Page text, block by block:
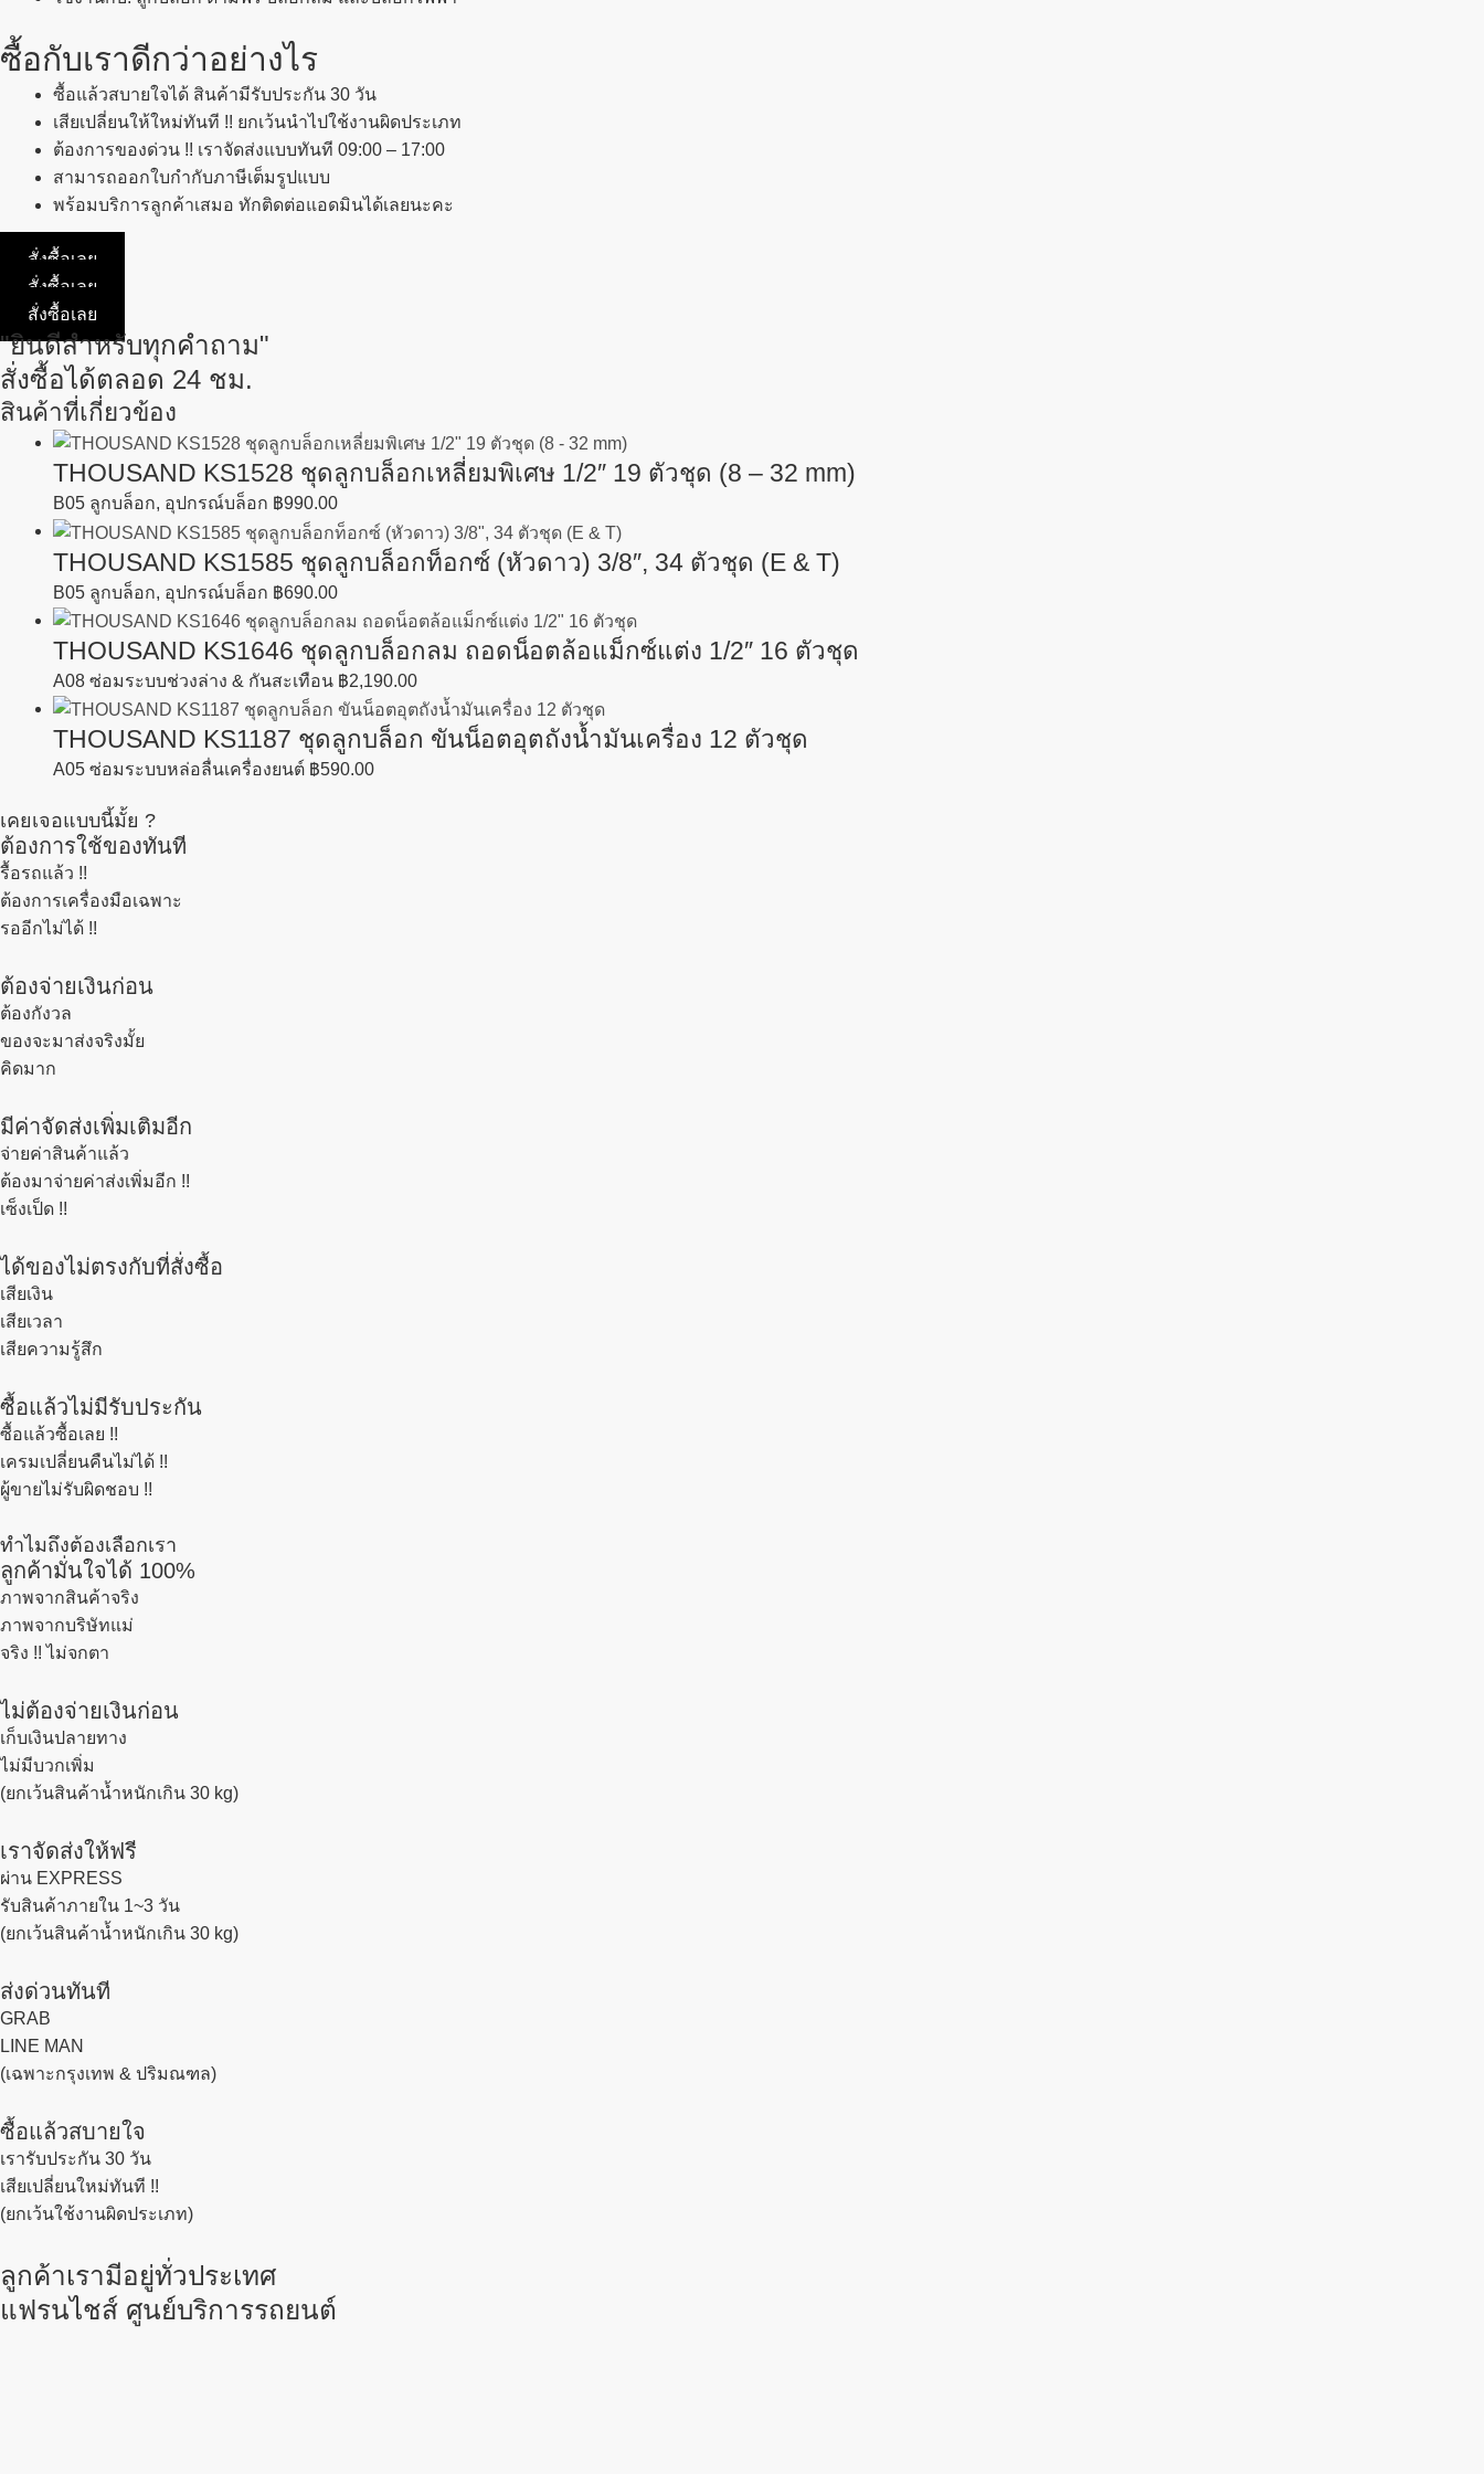
ซื้อกับเราดีกว่าอย่างไร
ซื้อแล้วสบายใจได้ สินค้ามีรับประกัน 30 วัน
เสียเปลี่ยนให้ใหม่ทันที !! ยกเว้นนำไปใช้งานผิดประเภท
ต้องการของด่วน !! เราจัดส่งแบบทันที 09:00 – 17:00
สามารถออกใบกำกับภาษีเต็มรูปแบบ
พร้อมบริการลูกค้าเสมอ ทักติดต่อแอดมินได้เลยนะคะ
สั่งซื้อเลย
สั่งซื้อเลย
สั่งซื้อเลย
"ยินดีสำหรับทุกคำถาม"
สั่งซื้อได้ตลอด 24 ชม.
สินค้าที่เกี่ยวข้อง
THOUSAND KS1528 ชุดลูกบล็อกเหลี่ยมพิเศษ 1/2″ 19 ตัวชุด (8 – 32 mm)
B05 ลูกบล็อก, อุปกรณ์บล็อก ฿990.00
THOUSAND KS1585 ชุดลูกบล็อกท็อกซ์ (หัวดาว) 3/8″, 34 ตัวชุด (E & T)
B05 ลูกบล็อก, อุปกรณ์บล็อก ฿690.00
THOUSAND KS1646 ชุดลูกบล็อกลม ถอดน็อตล้อแม็กซ์แต่ง 1/2″ 16 ตัวชุด
A08 ซ่อมระบบช่วงล่าง & กันสะเทือน ฿2,190.00
THOUSAND KS1187 ชุดลูกบล็อก ขันน็อตอุตถังน้ำมันเครื่อง 12 ตัวชุด
A05 ซ่อมระบบหล่อลื่นเครื่องยนต์ ฿590.00
เคยเจอแบบนี้มั้ย ?
ต้องการใช้ของทันที
รื้อรถแล้ว !!
ต้องการเครื่องมือเฉพาะ
รออีกไม่ได้ !!
ต้องจ่ายเงินก่อน
ต้องกังวล
ของจะมาส่งจริงมั้ย
คิดมาก
มีค่าจัดส่งเพิ่มเติมอีก
จ่ายค่าสินค้าแล้ว
ต้องมาจ่ายค่าส่งเพิ่มอีก !!
เซ็งเป็ด !!
ได้ของไม่ตรงกับที่สั่งซื้อ
เสียเงิน
เสียเวลา
เสียความรู้สึก
ซื้อแล้วไม่มีรับประกัน
ซื้อแล้วซื้อเลย !!
เครมเปลี่ยนคืนไม่ได้ !!
ผู้ขายไม่รับผิดชอบ !!
ทำไมถึงต้องเลือกเรา
ลูกค้ามั่นใจได้ 100%
ภาพจากสินค้าจริง
ภาพจากบริษัทแม่
จริง !! ไม่จกตา
ไม่ต้องจ่ายเงินก่อน
เก็บเงินปลายทาง
ไม่มีบวกเพิ่ม
(ยกเว้นสินค้าน้ำหนักเกิน 30 kg)
เราจัดส่งให้ฟรี
ผ่าน EXPRESS
รับสินค้าภายใน 1~3 วัน
(ยกเว้นสินค้าน้ำหนักเกิน 30 kg)
ส่งด่วนทันที
GRAB
LINE MAN
(เฉพาะกรุงเทพ & ปริมณฑล)
ซื้อแล้วสบายใจ
เรารับประกัน 30 วัน
เสียเปลี่ยนใหม่ทันที !!
(ยกเว้นใช้งานผิดประเภท)
ลูกค้าเรามีอยู่ทั่วประเทศ
แฟรนไชส์ ศูนย์บริการรถยนต์